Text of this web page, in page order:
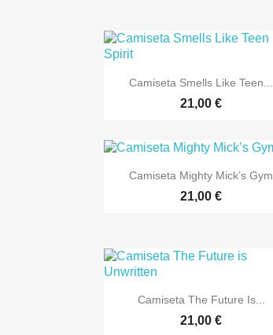

Vista rápida
Camiseta Smells Like Teen...
21,00 €

Vista rápida
Camiseta Mighty Mick’s Gym
21,00 €
 Vista rápida
Camiseta The Future Is...
21,00 €